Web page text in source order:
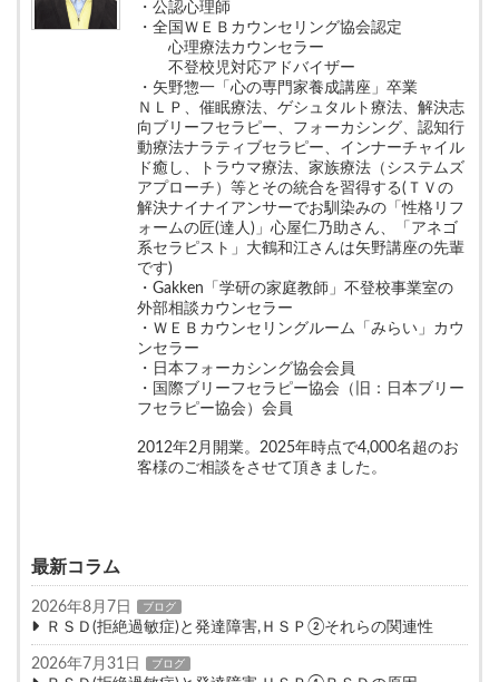
・公認心理師
・全国ＷＥＢカウンセリング協会認定
心理療法カウンセラー
不登校児対応アドバイザー
・矢野惣一「心の専門家養成講座」卒業
ＮＬＰ、催眠療法、ゲシュタルト療法、解決志
向ブリーフセラピー、フォーカシング、認知行
動療法ナラティブセラピー、インナーチャイル
ド癒し、トラウマ療法、家族療法（システムズ
アプローチ）等とその統合を習得する(ＴＶの
解決ナイナイアンサーでお馴染みの「性格リフ
ォームの匠(達人)」心屋仁乃助さん、「アネゴ
系セラピスト」大鶴和江さんは矢野講座の先輩
です)
・Gakken「学研の家庭教師」不登校事業室の
外部相談カウンセラー
・ＷＥＢカウンセリングルーム「みらい」カウ
ンセラー
・日本フォーカシング協会会員
・国際ブリーフセラピー協会（旧：日本ブリー
フセラピー協会）会員
2012年2月開業。2025年時点で4,000名超のお
客様のご相談をさせて頂きました。
最新コラム
2026年8月7日 ブログ
ＲＳＤ(拒絶過敏症)と発達障害,ＨＳＰ②それらの関連性
2026年7月31日 ブログ